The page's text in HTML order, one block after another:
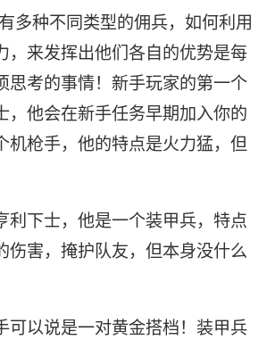
多种不同类型的佣兵，如何利用
，来发挥出他们各自的优势是每
思考的事情！新手玩家的第一个
，他会在新手任务早期加入你的
机枪手，他的特点是火力猛，但
利下士，他是一个装甲兵，特点
伤害，掩护队友，但本身没什么
可以说是一对黄金搭档！装甲兵